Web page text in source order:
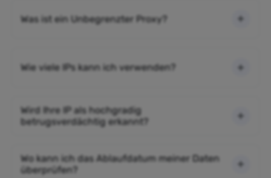
Was ist ein Unbegrenzter Proxy?
Wie viele IPs kann ich verwenden?
Wird Ihre IP als hochgradig
betrugsverdächtig erkannt?
Wo kann ich das Ablaufdatum meiner Daten
überprüfen?